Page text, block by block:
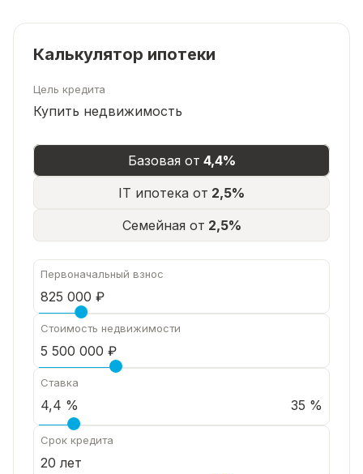
Калькулятор ипотеки
Цель кредита
Купить недвижимость
Базовая от 4,4%
IT ипотека от 2,5%
Семейная от 2,5%
Первоначальный взнос
Стоимость недвижимости
Ставка
35 %
Срок кредита